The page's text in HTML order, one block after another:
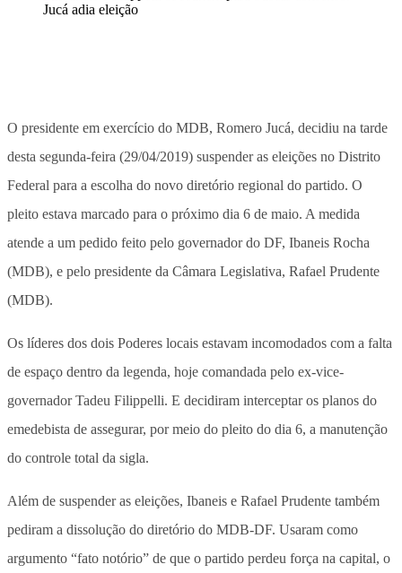
O presidente em exercício do MDB, Romero Jucá, decidiu na tarde
desta segunda-feira (29/04/2019) suspender as eleições no Distrito
Federal para a escolha do novo diretório regional do partido. O
pleito estava marcado para o próximo dia 6 de maio. A medida
atende a um pedido feito pelo governador do DF, Ibaneis Rocha
(MDB), e pelo presidente da Câmara Legislativa, Rafael Prudente
(MDB).
Os líderes dos dois Poderes locais estavam incomodados com a falta
de espaço dentro da legenda, hoje comandada pelo ex-vice-
governador Tadeu Filippelli. E decidiram interceptar os planos do
emedebista de assegurar, por meio do pleito do dia 6, a manutenção
do controle total da sigla.
Além de suspender as eleições, Ibaneis e Rafael Prudente também
pediram a dissolução do diretório do MDB-DF. Usaram como
argumento “fato notório” de que o partido perdeu força na capital, o